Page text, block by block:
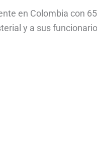
en Colombia con
y a sus